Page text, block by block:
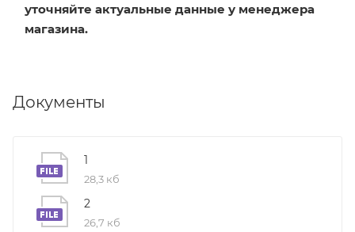
уточняйте актуальные данные у менеджера
магазина.
Документы
1
28,3 кб
2
26,7 кб